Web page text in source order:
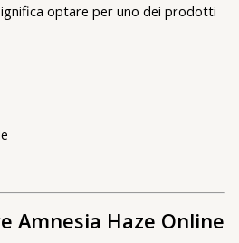
optare per uno dei prodotti
Amnesia Haze Online